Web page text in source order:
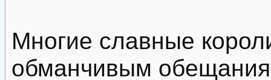
Многие славные
обманчивым